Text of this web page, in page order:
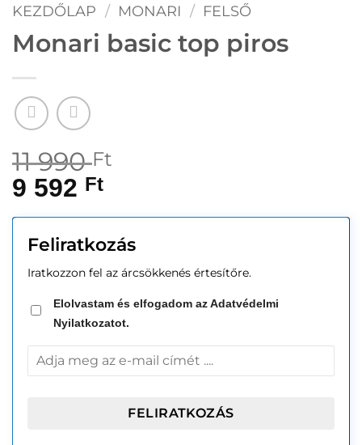
KEZDŐLAP / MONARI / FELSŐ
Monari basic top piros
11 990Ft
9 592 Ft
Feliratkozás
Iratkozzon fel az árcsökkenés értesítőre.
Elolvastam és elfogadom az Adatvédelmi
Nyilatkozatot.